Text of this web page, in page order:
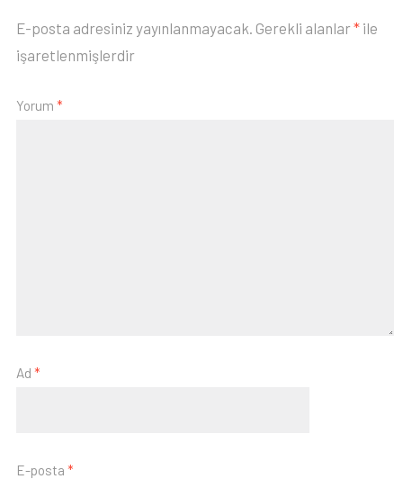
E-posta adresiniz yayınlanmayacak. Gerekli alanlar*ile
işaretlenmişlerdir
Yorum *
Ad *
E-posta *